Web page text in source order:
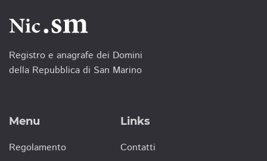
Registro e anagrafe dei Domini
della Repubblica di San Marino
Menu
Regolamento
Links
Contatti